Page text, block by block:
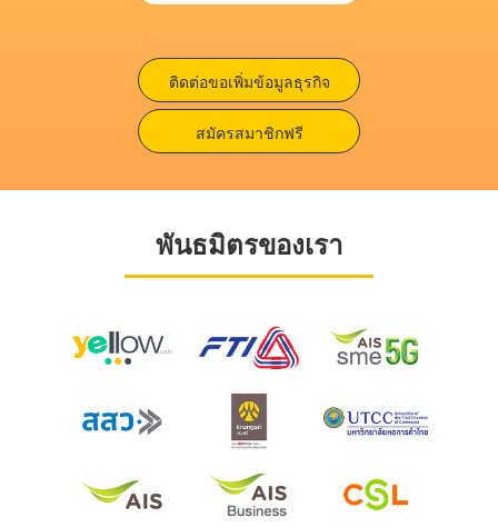
ติดต่อขอเพิ่มข้อมูลธุรกิจ
สมัครสมาชิกฟรี
พันธมิตรของเรา